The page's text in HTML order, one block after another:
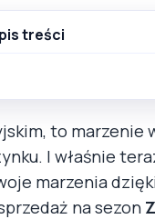
treści
to marzenie
I właśnie
marzenia
na sezon